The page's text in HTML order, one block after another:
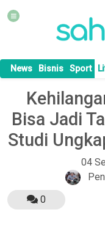
News Bisnis Sport
Bisa Jadi
Studi
04
0